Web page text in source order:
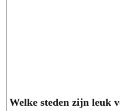
Welke steden zijn leuk